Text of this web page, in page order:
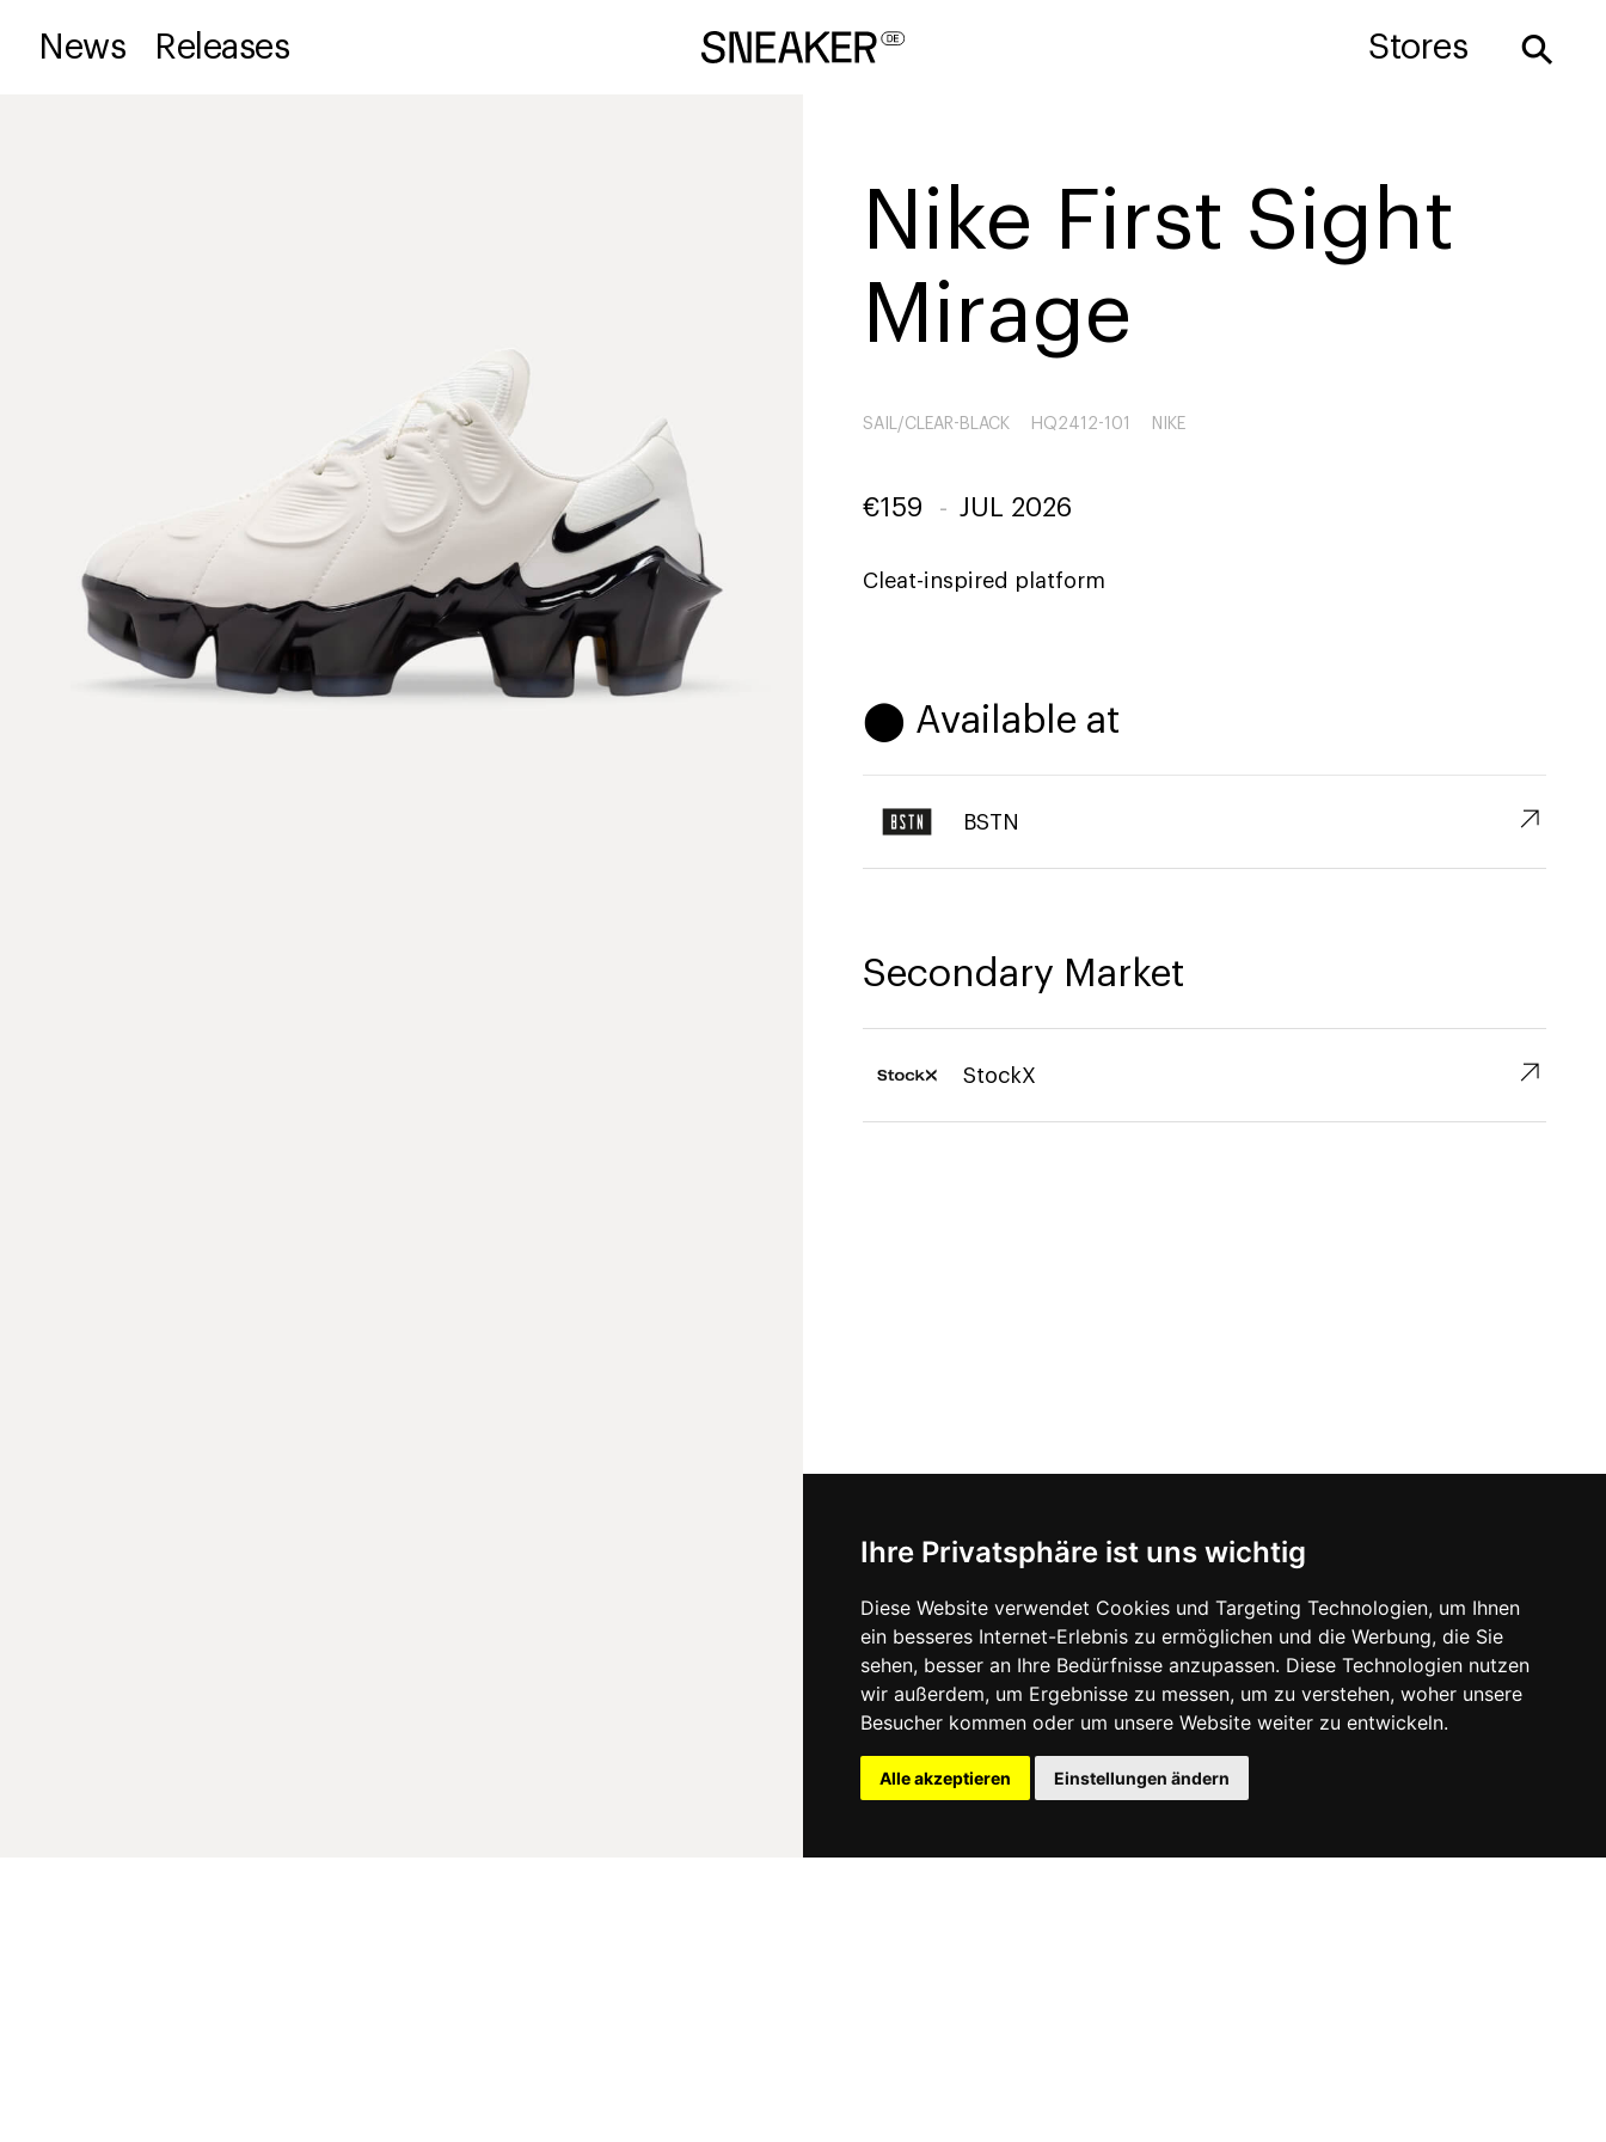
Ihre Privatsphäre ist uns wichtig
Diese Website verwendet Cookies und Targeting Technologien, um Ihnen
ein besseres Internet-Erlebnis zu ermöglichen und die Werbung, die Sie
sehen, besser an Ihre Bedürfnisse anzupassen. Diese Technologien nutzen
wir außerdem, um Ergebnisse zu messen, um zu verstehen, woher unsere
Besucher kommen oder um unsere Website weiter zu entwickeln.
Alle akzeptieren Einstellungen ändern
News Releases Stores ⚲
Nike First Sight
Mirage
SAIL/CLEAR-BLACK HQ2412-101 NIKE
€159 - JUL 2026
Cleat-inspired platform
⬤ Available at
BSTN ↗︎
Secondary Market
StockX ↗︎